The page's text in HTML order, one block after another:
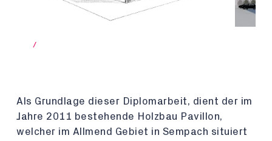
/
Als Grundlage dieser Diplomarbeit, dient der im
Jahre 2011 bestehende Holzbau Pavillon,
welcher im Allmend Gebiet in Sempach situiert